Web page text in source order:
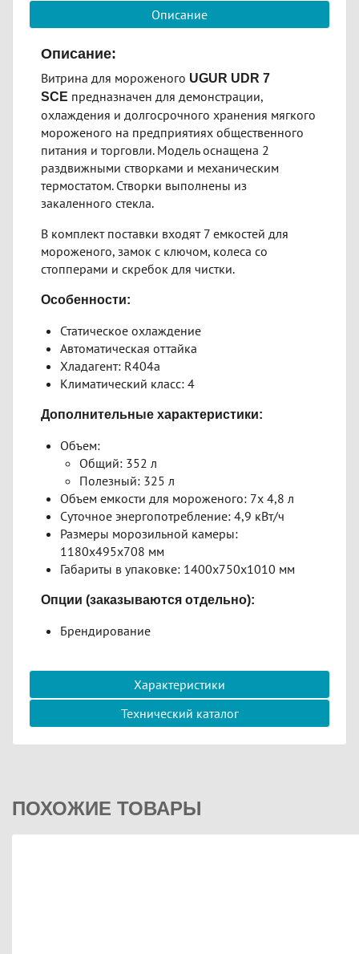
Описание
Описание:
Витрина для мороженого UGUR UDR 7
SCE предназначен для демонстрации,
охлаждения и долгосрочного хранения мягкого
мороженого на предприятиях общественного
питания и торговли. Модель оснащена 2
раздвижными створками и механическим
термостатом. Створки выполнены из
закаленного стекла.
В комплект поставки входят 7 емкостей для
мороженого, замок с ключом, колеса со
стопперами и скребок для чистки.
Особенности:
Статическое охлаждение
Автоматическая оттайка
Хладагент: R404a
Климатический класс: 4
Дополнительные характеристики:
Объем:
Общий: 352 л
Полезный: 325 л
Объем емкости для мороженого: 7х 4,8 л
Суточное энергопотребление: 4,9 кВт/ч
Размеры морозильной камеры:
1180x495x708 мм
Габариты в упаковке: 1400x750x1010 мм
Опции (заказываются отдельно):
Брендирование
Характеристики
Технический каталог
ПОХОЖИЕ ТОВАРЫ